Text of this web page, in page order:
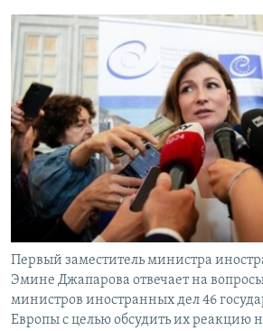
Первый заместитель министра
Эмине Джапарова отвечает на
министров иностранных дел 46
Европы с целью обсудить их реакцию